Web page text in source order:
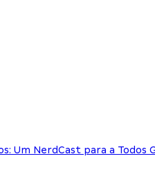
Um NerdCast para a Todos